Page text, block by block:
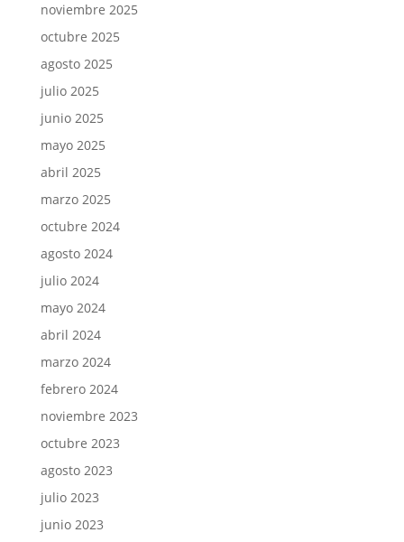
noviembre 2025
octubre 2025
agosto 2025
julio 2025
junio 2025
mayo 2025
abril 2025
marzo 2025
octubre 2024
agosto 2024
julio 2024
mayo 2024
abril 2024
marzo 2024
febrero 2024
noviembre 2023
octubre 2023
agosto 2023
julio 2023
junio 2023